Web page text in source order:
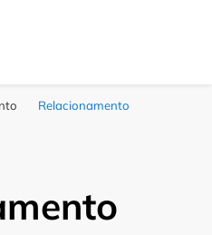
Relacionamento